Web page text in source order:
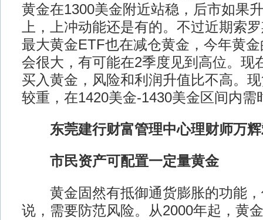
黄金在1300美金附近站稳，后市如果
上，上冲动能还是有的。不过近期索
最大黄金ETF也在减仓黄金，今年黄
会很大，有可能在2季度见到高位。现
买入黄金，风险和利润升值比不高。
较重，在1420美金-1430美金区间内需
东莞建行财富管理中心理财师万辉
市民资产可配置一定量黄金
黄金固然有抵御通货膨胀的功能，
说，需要防范风险。从2000年起，黄